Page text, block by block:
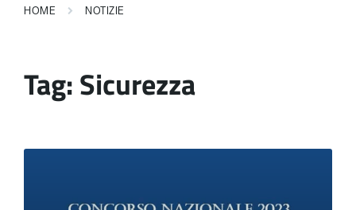
HOME NOTIZIE
Tag:Sicurezza